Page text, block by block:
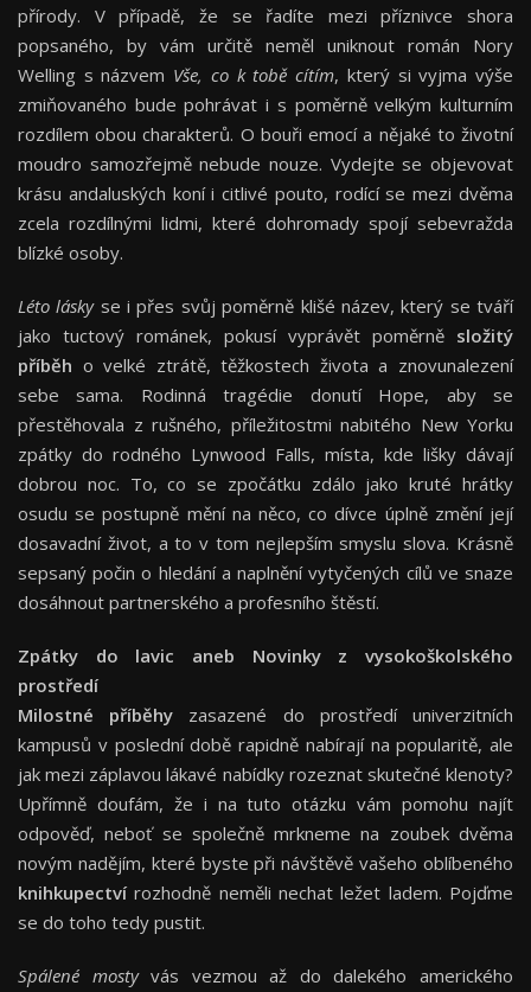
přírody. V případě, že se řadíte mezi příznivce shora
popsaného, by vám určitě neměl uniknout román Nory
Welling s názvem Vše, co k tobě cítím, který si vyjma výše
zmiňovaného bude pohrávat i s poměrně velkým kulturním
rozdílem obou charakterů. O bouři emocí a nějaké to životní
moudro samozřejmě nebude nouze. Vydejte se objevovat
krásu andaluských koní i citlivé pouto, rodící se mezi dvěma
zcela rozdílnými lidmi, které dohromady spojí sebevražda
blízké osoby.
Léto láskyse i přes svůj poměrně klišé název, který se tváří
jako tuctový románek, pokusí vyprávět poměrně složitý
příběh o velké ztrátě, těžkostech života a znovunalezení
sebe sama. Rodinná tragédie donutí Hope, aby se
přestěhovala z rušného, příležitostmi nabitého New Yorku
zpátky do rodného Lynwood Falls, místa, kde lišky dávají
dobrou noc. To, co se zpočátku zdálo jako kruté hrátky
osudu se postupně mění na něco, co dívce úplně změní její
dosavadní život, a to v tom nejlepším smyslu slova. Krásně
sepsaný počin o hledání a naplnění vytyčených cílů ve snaze
dosáhnout partnerského a profesního štěstí.
Zpátky do lavic aneb Novinky z vysokoškolského
prostředí
Milostné příběhy zasazené do prostředí univerzitních
kampusů v poslední době rapidně nabírají na popularitě, ale
jak mezi záplavou lákavé nabídky rozeznat skutečné klenoty?
Upřímně doufám, že i na tuto otázku vám pomohu najít
odpověď, neboť se společně mrkneme na zoubek dvěma
novým nadějím, které byste při návštěvě vašeho oblíbeného
knihkupectví rozhodně neměli nechat ležet ladem. Pojďme
se do toho tedy pustit.
Spálené mostyvás vezmou až do dalekého amerického